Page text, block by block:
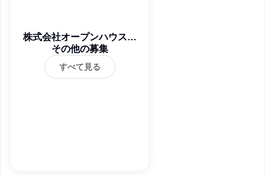
株式会社オープンハウス・
ディベロップメント
その他の募集
すべて見る